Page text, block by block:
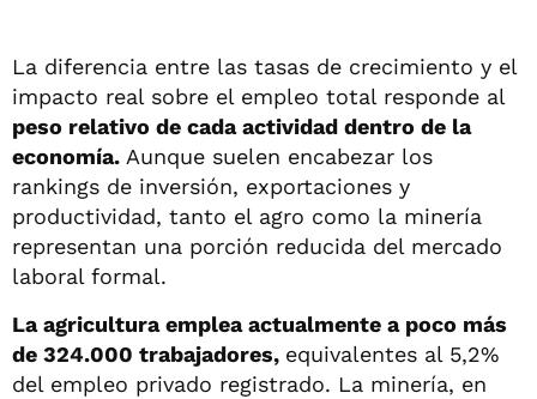
La diferencia entre las tasas de crecimiento y el
impacto real sobre el empleo total responde al
peso relativo de cada actividad dentro de la
economía. Aunque suelen encabezar los
rankings de inversión, exportaciones y
productividad, tanto el agro como la minería
representan una porción reducida del mercado
laboral formal.
La agricultura emplea actualmente a poco más
de 324.000 trabajadores, equivalentes al 5,2%
del empleo privado registrado. La minería, en